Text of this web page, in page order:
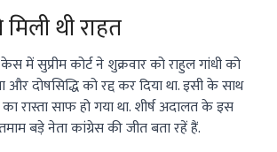
मिली थी राहत
में सुप्रीम कोर्ट ने शुक्रवार को राहुल गांधी को
दोषसिद्धि को रद्द कर दिया था. इसी के साथ
रास्ता साफ हो गया था. शीर्ष अदालत के इस
बड़े नेता कांग्रेस की जीत बता रहें हैं.